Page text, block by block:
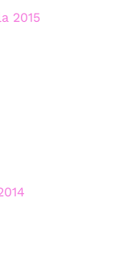
2015